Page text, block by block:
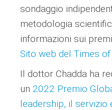
sondaggio
metodologia
informazioni sui
Sito web del Times
Il dottor Chadda ha
un 2022 Premio
leadership, il servizio